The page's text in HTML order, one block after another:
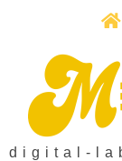
digital-